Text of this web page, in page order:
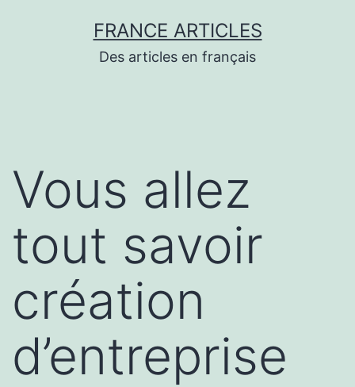
FRANCE ARTICLES
Des articles en français
Vous allez
tout savoir
création
d’entreprise